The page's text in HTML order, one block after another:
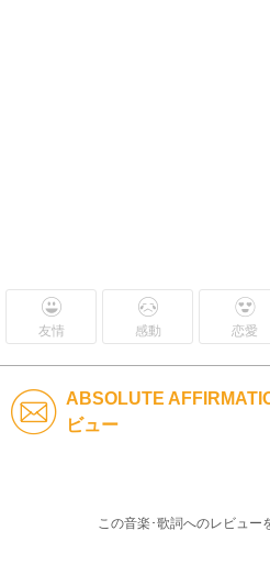
友情 感動 恋愛
ABSOLUTE
ビュー
この音楽･歌詞へのレビュー